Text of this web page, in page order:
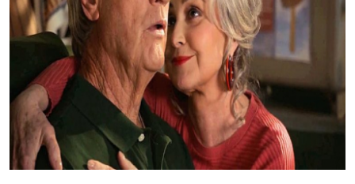
Televizyon
Aktüel